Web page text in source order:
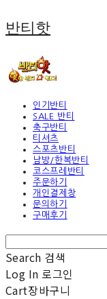
반티핫
인기반티
SALE 반티
축구반티
티셔츠
스포츠반티
남방/한복반티
코스프레반티
주문하기
개인결제창
문의하기
구매후기
Search 검색
Log In 로그인
Cart장바구니